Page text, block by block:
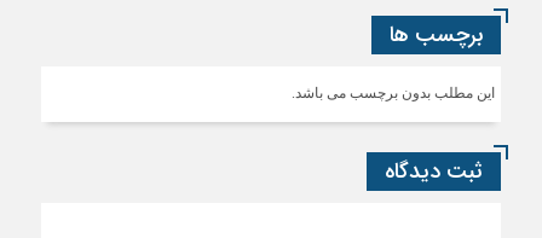
برچسب ها
این مطلب بدون برچسب می باشد.
ثبت دیدگاه